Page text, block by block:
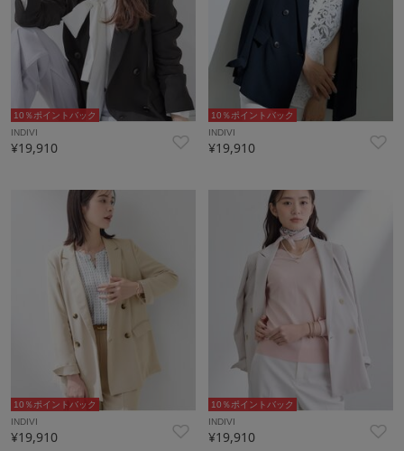
10％ポイントバック
INDIVI
¥19,910
10％ポイントバック
INDIVI
¥19,910
10％ポイントバック
INDIVI
¥19,910
10％ポイントバック
INDIVI
¥19,910